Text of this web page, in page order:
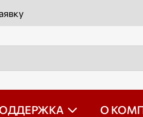
О